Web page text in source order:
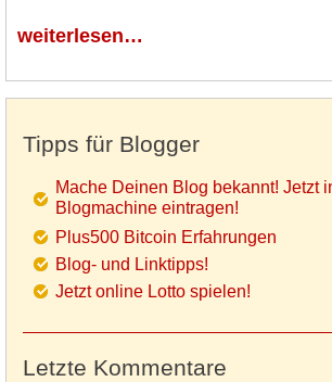
weiterlesen…
Tipps für Blogger
Mache Deinen Blog bekannt! Jetzt
Blogmachine eintragen!
Plus500 Bitcoin Erfahrungen
Blog- und Linktipps!
Jetzt online Lotto spielen!
Letzte Kommentare